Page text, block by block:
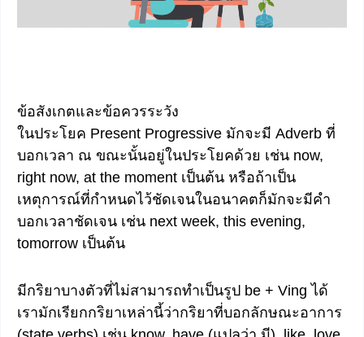
ข้อสังเกตและข้อควรระวัง
ในประโยค Present Progressive มักจะมี Adverb ที่
บอกเวลา ณ ขณะนั้นอยู่ในประโยคด้วย เช่น now,
right now, at the moment เป็นต้น หรือถ้าเป็น
เหตุการณ์ที่กำหนดไว้ชัดเจนในอนาคตก็มักจะมีคำ
บอกเวลาชัดเจน เช่น next week, this evening,
tomorrow เป็นต้น
มีกริยาบางตัวที่ไม่สามารถทำเป็นรูป be + Ving ได้
เรามักเรียกกริยาเหล่านี้ว่ากริยาที่บอกลักษณะอาการ